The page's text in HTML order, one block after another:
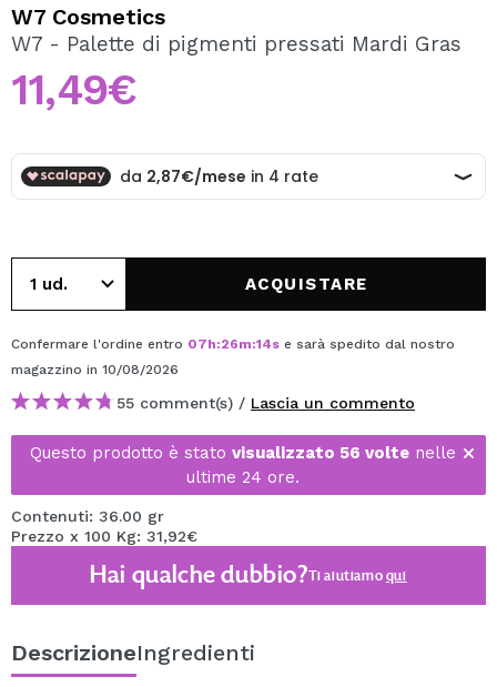
Creando un account su Maquibeauty.it potrai fare i tuoi
acquisti velocemente, controllare lo stato dei tuoi ordini e
consultare le tue operazioni precedenti.
CREARE UN ACCOUNT
W7 Cosmetics
W7 - Palette di pigmenti pressati Mardi Gras
11,49€
ACQUISTARE
Confermare l'ordine entro 07h:26m:14s e sarà spedito dal nostro
magazzino in 10/08/2026
55 comment(s) / Lascia un commento
Questo prodotto è stato visualizzato 56 volte nelle
ultime 24 ore.
Contenuti: 36.00 gr
Prezzo x 100 Kg: 31,92€
Hai qualche dubbio?Ti aiutiamoqui
DescrizioneIngredienti